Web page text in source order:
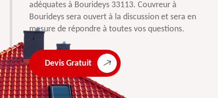
adéquates à Bourideys 33113. Couvreur à
Bourideys sera ouvert à la discussion et sera en
mesure de répondre à toutes vos questions.
Devis Gratuit